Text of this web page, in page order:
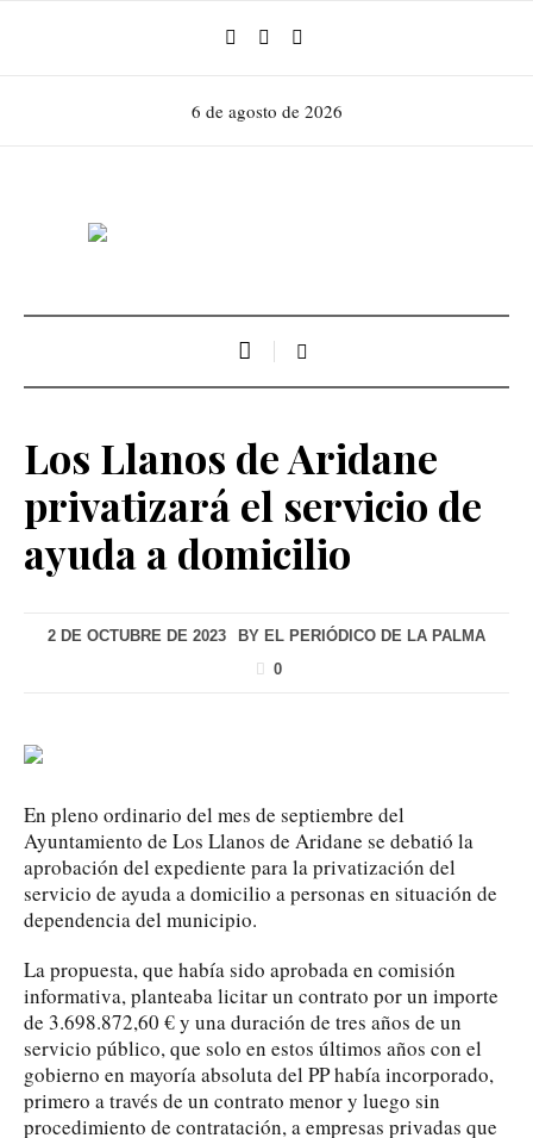
6 de agosto de 2026
Los Llanos de Aridane
privatizará el servicio de
ayuda a domicilio
2 DE OCTUBRE DE 2023 BY EL PERIÓDICO DE LA PALMA
0
En pleno ordinario del mes de septiembre del
Ayuntamiento de Los Llanos de Aridane se debatió la
aprobación del expediente para la privatización del
servicio de ayuda a domicilio a personas en situación de
dependencia del municipio.
La propuesta, que había sido aprobada en comisión
informativa, planteaba licitar un contrato por un importe
de 3.698.872,60 € y una duración de tres años de un
servicio público, que solo en estos últimos años con el
gobierno en mayoría absoluta del PP había incorporado,
primero a través de un contrato menor y luego sin
procedimiento de contratación, a empresas privadas que